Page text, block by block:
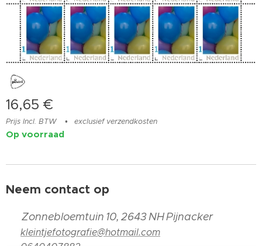
16,65 €
Prijs Incl. BTW exclusief verzendkosten
Op voorraad
Neem contact op
Zonnebloemtuin 10, 2643 NH Pijnacker
kleintjefotografie@hotmail.com